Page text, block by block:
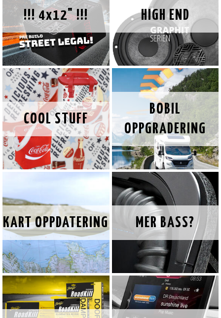
!!! 4x12" !!! HIGH END
COOL STUFF
BOBIL
OPPGRADERING
KART OPPDATERING MER BASS?